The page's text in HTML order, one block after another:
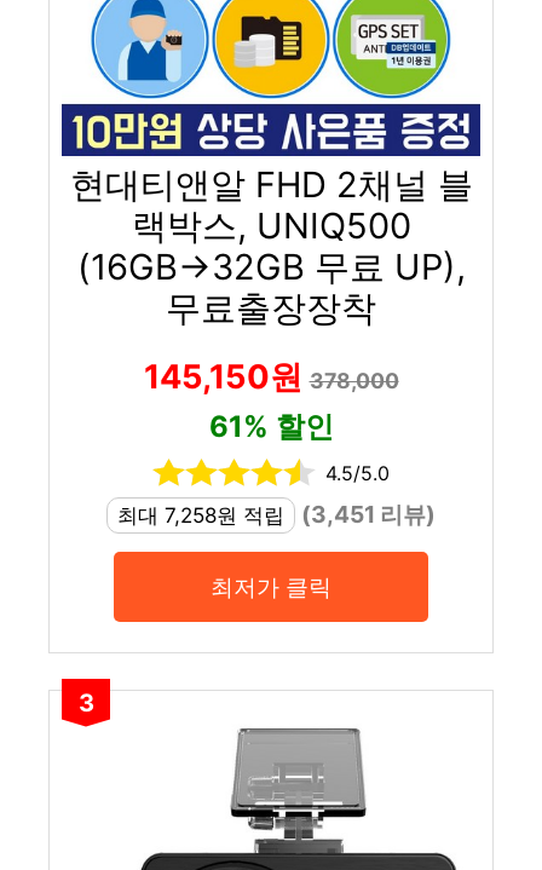
현대티앤알 FHD 2채널 블
랙박스, UNIQ500
(16GB→32GB 무료 UP),
무료출장장착
145,150원378,000
61% 할인
4.5/5.0
최대 7,258원 적립
(3,451 리뷰)
최저가 클릭
3